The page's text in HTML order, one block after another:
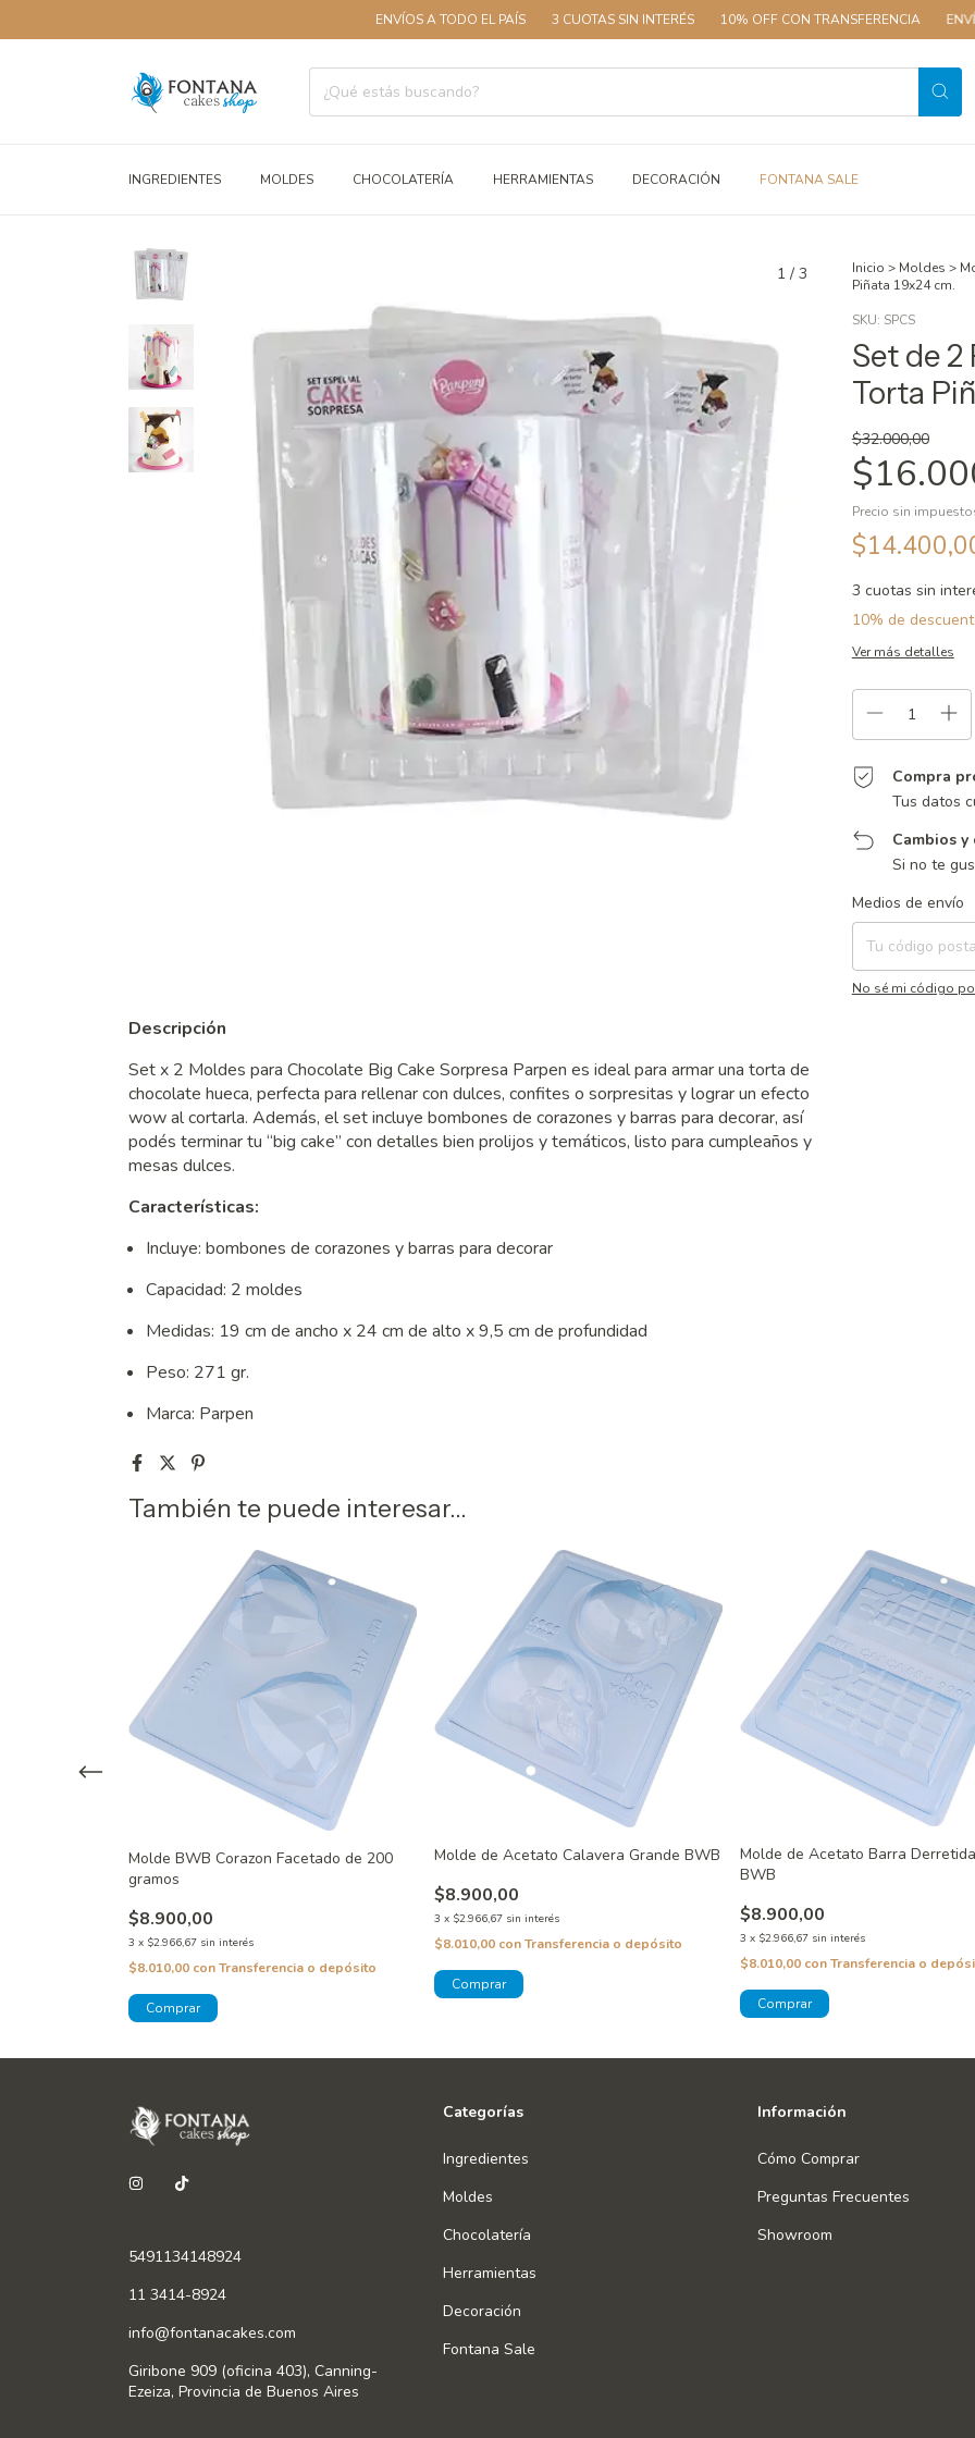
ENVÍOS A TODO EL PAÍS 3 CUOTAS SIN INTERÉS 10% OFF CON TRANSFERENCIA ENVÍOS A
INGREDIENTES MOLDES CHOCOLATERÍA HERRAMIENTAS DECORACIÓN FONTANA SALE
1 / 3 Inicio > Moldes >
Piñata 19x24 cm.
SKU: SPCS
Set de 2
Torta
$32.000,00
Precio sin
3 cuotas sin
10% de
Ver más detalles
Compra
Tus datos
Cambios
Si no te
Entregas para el CP:
Medios de envío
No sé mi código
Descripción
Set x 2 Moldes para Chocolate Big Cake Sorpresa Parpen es ideal para armar una torta de
chocolate hueca, perfecta para rellenar con dulces, confites o sorpresitas y lograr un efecto
wow al cortarla. Además, el set incluye bombones de corazones y barras para decorar, así
podés terminar tu “big cake” con detalles bien prolijos y temáticos, listo para cumpleaños y
mesas dulces.
Características:
Incluye: bombones de corazones y barras para decorar
Capacidad: 2 moldes
Medidas: 19 cm de ancho x 24 cm de alto x 9,5 cm de profundidad
Peso: 271 gr.
Marca: Parpen
También te puede interesar...
Molde BWB Corazon Facetado de 200
gramos
$8.900,00
3 x $2.966,67 sin interés
$8.010,00 conTransferencia o depósito
Molde de Acetato Calavera Grande BWB
$8.900,00
3 x $2.966,67 sin interés
$8.010,00 conTransferencia o depósito
Molde de Acetato Barra
BWB
$8.900,00
3 x $2.966,67 sin interés
$8.010,00 conTransferencia o
5491134148924
11 3414-8924
info@fontanacakes.com
Giribone 909 (oficina 403), Canning-
Ezeiza, Provincia de Buenos Aires
Categorías
Ingredientes
Moldes
Chocolatería
Herramientas
Decoración
Fontana Sale
Información
Cómo Comprar
Preguntas Frecuentes
Showroom